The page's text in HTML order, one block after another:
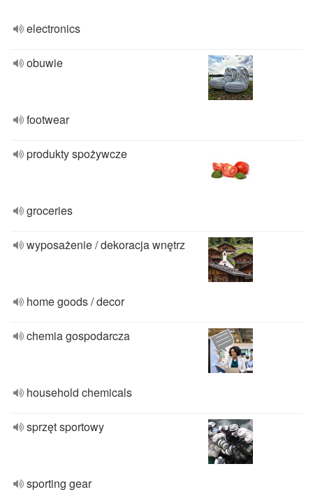
electronics
obuwie
footwear
produkty spożywcze
groceries
wyposażenie / dekoracja wnętrz
home goods / decor
chemia gospodarcza
household chemicals
sprzęt sportowy
sporting gear